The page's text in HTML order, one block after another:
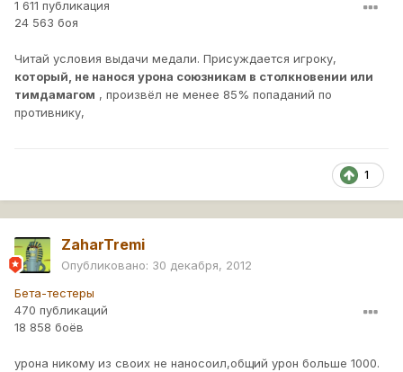
1 611 публикация
24 563 боя
Читай условия выдачи медали. Присуждается игроку,
который, не нанося урона союзникам в столкновении или
тимдамагом , произвёл не менее 85% попаданий по
противнику,
1
ZaharTremi
Опубликовано: 30 декабря, 2012
Бета-тестеры
470 публикаций
18 858 боёв
урона никому из своих не наносоил,общий урон больше 1000.